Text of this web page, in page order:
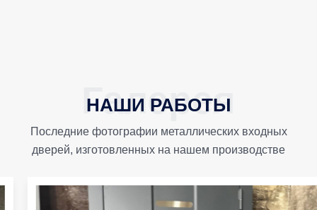
НАШИ РАБОТЫ
Последние фотографии металлических входных
дверей, изготовленных на нашем производстве